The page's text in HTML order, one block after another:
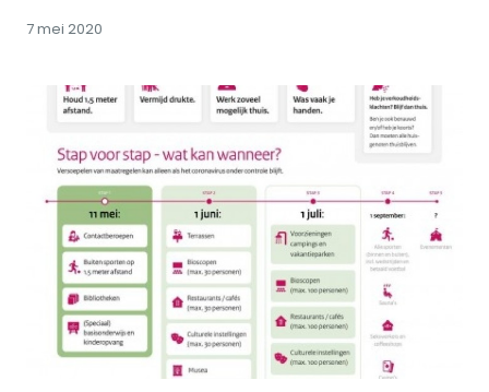
7 mei 2020